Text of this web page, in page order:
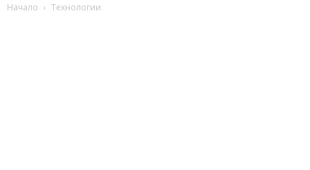
Начало Технологии